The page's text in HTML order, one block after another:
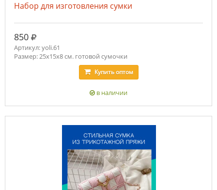
Набор для изготовления сумки
850 руб.
Артикул: yoli.61
Размер: 25х15х8 см. готовой сумочки
Купитьоптом
в наличии